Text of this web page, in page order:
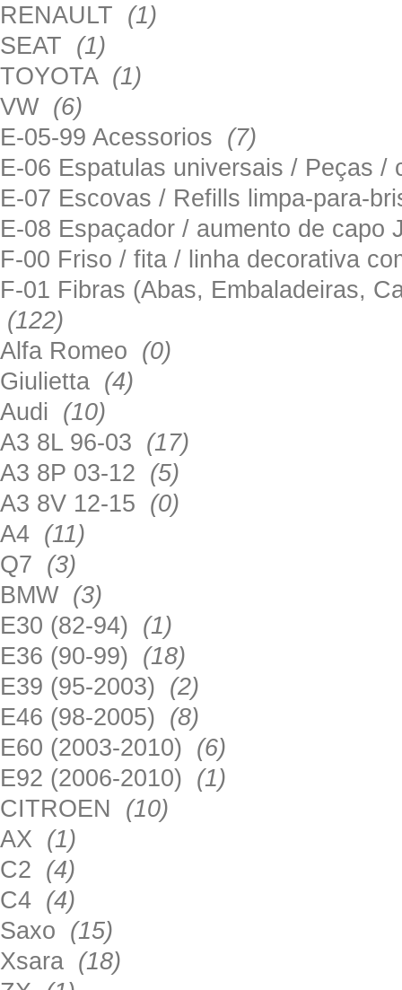
RENAULT (1)
SEAT (1)
TOYOTA (1)
VW (6)
E-05-99 Acessorios (7)
E-06 Espatulas universais / Peças
E-07 Escovas / Refills limpa-para-
E-08 Espaçador / aumento de
F-00 Friso / fita / linha decorativa
F-01 Fibras (Abas, Embaladeiras,
(122)
Alfa Romeo (0)
Giulietta (4)
Audi (10)
A3 8L 96-03 (17)
A3 8P 03-12 (5)
A3 8V 12-15 (0)
A4 (11)
Q7 (3)
BMW (3)
E30 (82-94) (1)
E36 (90-99) (18)
E39 (95-2003) (2)
E46 (98-2005) (8)
E60 (2003-2010) (6)
E92 (2006-2010) (1)
CITROEN (10)
AX (1)
C2 (4)
C4 (4)
Saxo (15)
Xsara (18)